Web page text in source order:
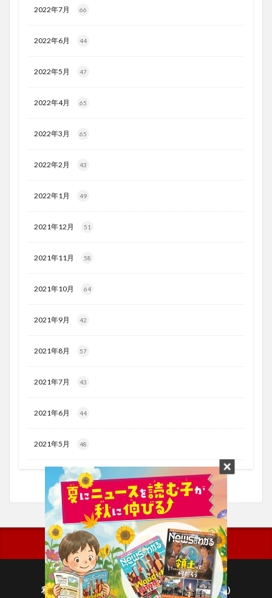
2022年7月 66
2022年6月 44
2022年5月 47
2022年4月 65
2022年3月 65
2022年2月 43
2022年1月 49
2021年12月 51
2021年11月 58
2021年10月 64
2021年9月 42
2021年8月 57
2021年7月 43
2021年6月 44
2021年5月 48
利用規約 プライバシーポリシー(毎日新聞出版)